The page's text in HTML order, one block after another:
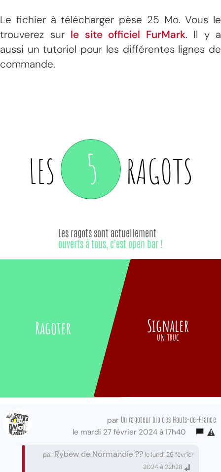
Le fichier à télécharger pèse 25 Mo. Vous le
trouverez sur le site officiel FurMark. Il y a
aussi un tutoriel pour les différentes lignes de
commande.
LES 5 RAGOTS
Ragoter
Les ragots sont actuellement
ouverts à tous, c'est open bar !
Signaler
un truc
par Un ragoteur bio des Hauts-de-France
le mardi 27 février 2024 à 17h40
par Rybew de Normandie ?? le lundi 26 février
2024 à 22h28